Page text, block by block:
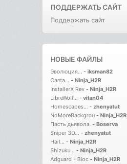
ПОДДЕРЖАТЬ САЙТ
Поддержать сайт
НОВЫЕ ФАЙЛЫ
Эволюция... - iksman82
Canta... - Ninja_H2R
InstallerX Rev - Ninja_H2R
LibreWolf... - vitan04
Homescapes... - zhenyatut
NoMoreBackgrou - Ninja_H2R
Пасть дьявола. - Boserva
Sniper 3D... - zhenyatut
Hail... - Ninja_H2R
Shizuku... - Ninja_H2R
Adguard - Bloc - Ninja_H2R